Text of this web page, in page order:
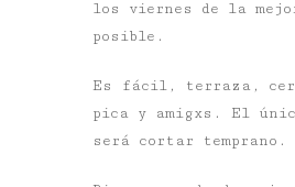
los viernes de la
posible.
Es fácil, terraza,
pica y amigxs. El
será cortar temprano.